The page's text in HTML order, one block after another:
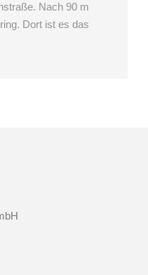
Nach 90 m
Dort ist es das